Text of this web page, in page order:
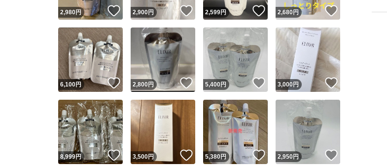
ユーザーの実績について
Yahoo!フリマが定めた一定の基準を満たしたユーザーにバッジ
安心取引出品者
安心取引出品者 Yahoo!フリマの基準をクリアした安心・
取引実績
この商品の情報をコピーします
商品画像の無断転載は禁止されています
2,980円 いいね！
2,900円 いいね！
2,599円 いいね！
2,680円
6,100円 いいね！
2,800円 いいね！
5,400円 いいね！
3,000円 いいね！
8,999円 いいね！
3,500円 いいね！
5,380円 いいね！
2,950円